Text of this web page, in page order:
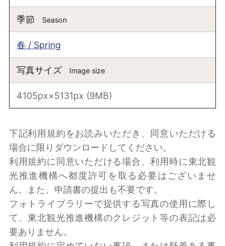
季節 Season
春 / Spring
写真サイズ Image size
4105px×5131px (9MB)
下記利用規約をお読みいただき、同意いただける
場合に限りダウンロードしてください。
利用規約に同意いただける場合、利用時に東北観
光推進機構へ都度許可を取る必要はございませ
ん。また、申請書の提出も不要です。
フォトライブラリーで提供する写真の使用に際し
て、東北観光推進機構のクレジット等の表記は必
要ありません。